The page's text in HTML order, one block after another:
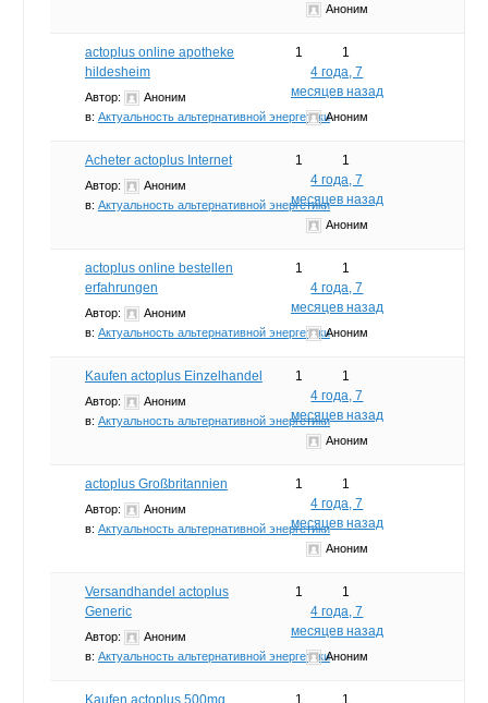
Аноним
actoplus online apotheke
hildesheim
Автор:
Аноним
в: Актуальность альтернативной энергетики
1
1
4 года, 7
месяцев назад
Аноним
Acheter actoplus Internet
Автор:
Аноним
в: Актуальность альтернативной энергетики
1
1
4 года, 7
месяцев назад
Аноним
actoplus online bestellen
erfahrungen
Автор:
Аноним
в: Актуальность альтернативной энергетики
1
1
4 года, 7
месяцев назад
Аноним
Kaufen actoplus Einzelhandel
Автор:
Аноним
в: Актуальность альтернативной энергетики
1
1
4 года, 7
месяцев назад
Аноним
actoplus Großbritannien
Автор:
Аноним
в: Актуальность альтернативной энергетики
1
1
4 года, 7
месяцев назад
Аноним
Versandhandel actoplus
Generic
Автор:
Аноним
в: Актуальность альтернативной энергетики
1
1
4 года, 7
месяцев назад
Аноним
Kaufen actoplus 500mg
1
1